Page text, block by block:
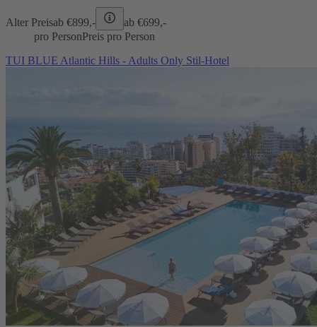
Alter Preisab €899,- ab €699,-
pro PersonPreis pro Person
TUI BLUE Atlantic Hills - Adults Only Stil-Hotel